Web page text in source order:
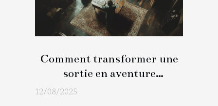
Comment transformer une
sortie en aventure
immersive avec un jeu
12/08/2025